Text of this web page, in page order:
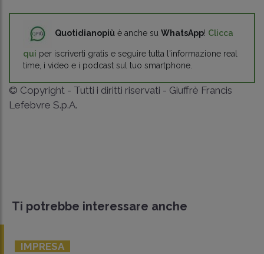
Quotidianopiù è anche su WhatsApp! Clicca
qui per iscriverti gratis e seguire tutta l'informazione real
time, i video e i podcast sul tuo smartphone.
© Copyright - Tutti i diritti riservati - Giuffrè Francis
Lefebvre S.p.A.
Ti potrebbe interessare anche